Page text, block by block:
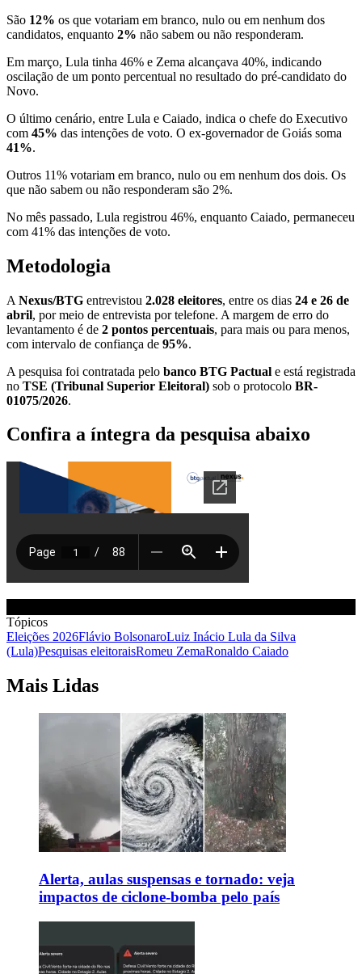
São 12% os que votariam em branco, nulo ou em nenhum dos
candidatos, enquanto 2% não sabem ou não responderam.
Em março, Lula tinha 46% e Zema alcançava 40%, indicando
oscilação de um ponto percentual no resultado do pré-candidato do
Novo.
O último cenário, entre Lula e Caiado, indica o chefe do Executivo
com 45% das intenções de voto. O ex-governador de Goiás soma
41%.
Outros 11% votariam em branco, nulo ou em nenhum dos dois. Os
que não sabem ou não responderam são 2%.
No mês passado, Lula registrou 46%, enquanto Caiado, permaneceu
com 41% das intenções de voto.
Metodologia
A Nexus/BTG entrevistou 2.028 eleitores, entre os dias 24 e 26 de
abril, por meio de entrevista por telefone. A margem de erro do
levantamento é de 2 pontos percentuais, para mais ou para menos,
com intervalo de confiança de 95%.
A pesquisa foi contratada pelo banco BTG Pactual e está registrada
no TSE (Tribunal Superior Eleitoral) sob o protocolo BR-
01075/2026.
Confira a íntegra da pesquisa abaixo
Tópicos
Eleições 2026Flávio BolsonaroLuiz Inácio Lula da Silva
(Lula)Pesquisas eleitoraisRomeu ZemaRonaldo Caiado
Mais Lidas
Alerta, aulas suspensas e tornado: veja
impactos de ciclone-bomba pelo país